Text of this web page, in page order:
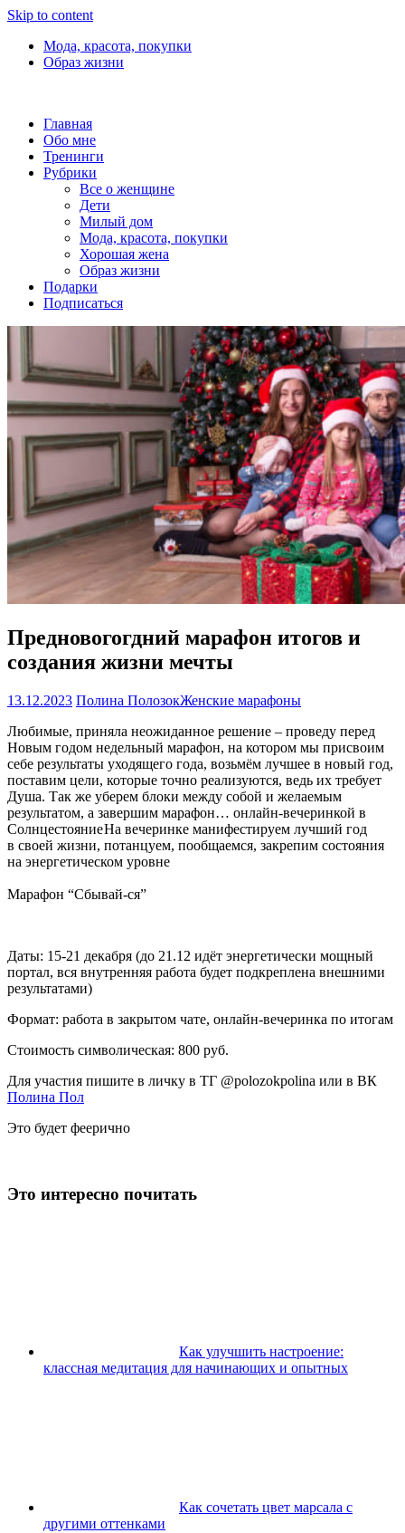
Skip to content
Мода, красота, покупки
Образ жизни
Главная
Обо мне
Тренинги
Рубрики
Все о женщине
Дети
Милый дом
Мода, красота, покупки
Хорошая жена
Образ жизни
Подарки
Подписаться
Предновогогдний марафон итогов и
создания жизни мечты
13.12.2023 Полина ПолозокЖенские марафоны
Любимые, приняла неожиданное решение – проведу перед
Новым годом недельный марафон, на котором мы присвоим
себе результаты уходящего года, возьмём лучшее в новый год,
поставим цели, которые точно реализуются, ведь их требует
Душа. Так же уберем блоки между собой и желаемым
результатом, а завершим марафон… онлайн-вечеринкой в
СолнцестояниеНа вечеринке манифестируем лучший год
в своей жизни, потанцуем, пообщаемся, закрепим состояния
на энергетическом уровне
Марафон “Сбывай-ся”
Даты: 15-21 декабря (до 21.12 идёт энергетически мощный
портал, вся внутренняя работа будет подкреплена внешними
результатами)
Формат: работа в закрытом чате, онлайн-вечеринка по итогам
Стоимость символическая: 800 руб.
Для участия пишите в личку в ТГ @polozokpolina или в ВК
Полина Пол
Это будет феерично
Это интересно почитать
Как улучшить настроение:
классная медитация для начинающих и опытных
Как сочетать цвет марсала с
другими оттенками